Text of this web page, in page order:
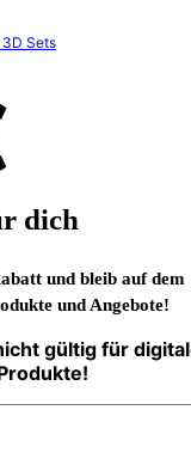
Sets
dich
und bleib auf dem
und Angebote!
gültig für